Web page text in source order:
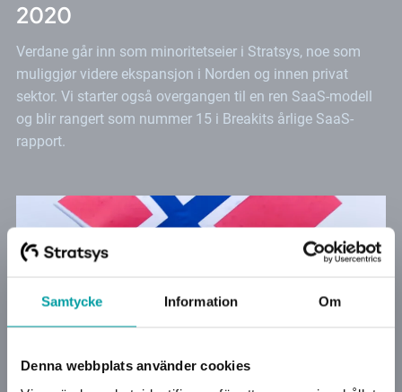
Samtycke Information Om
Denna webbplats använder cookies
2020
Verdane går inn som minoritetseier i Stratsys, noe som
muliggjør videre ekspansjon i Norden og innen privat
sektor. Vi starter også overgangen til en ren SaaS-modell
og blir rangert som nummer 15 i Breakits årlige SaaS-
rapport.